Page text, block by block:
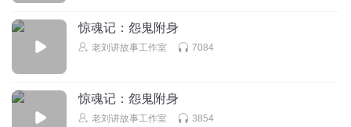
惊魂记：怨鬼附身
老刘讲故事工作室 7084
惊魂记：怨鬼附身
老刘讲故事工作室 3854